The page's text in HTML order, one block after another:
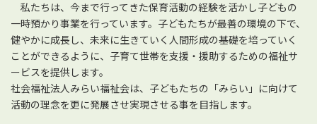
私たちは、今まで行ってきた保育活動の経験を活かし子どもの
一時預かり事業を行っています。子どもたちが最善の環境の下で、
健やかに成長し、未来に生きていく人間形成の基礎を培っていく
ことができるように、子育て世帯を支援・援助するための福祉サ
ービスを提供します。
社会福祉法人みらい福祉会は、子どもたちの「みらい」に向けて
活動の理念を更に発展させ実現させる事を目指します。